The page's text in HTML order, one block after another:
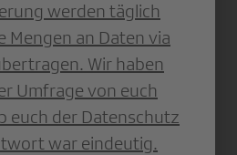
werden täglich
Mengen an Daten via
Wir haben
Umfrage von euch
euch der Datenschutz
war eindeutig.